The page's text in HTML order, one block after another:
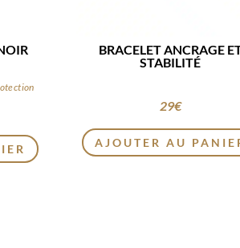
BRACELET ANCRAGE
STABILITÉ
29€
AJOUTER AU